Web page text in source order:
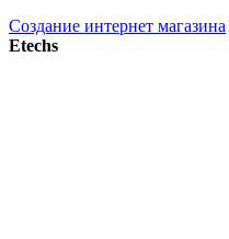
Создание интернет магазина
Etechs